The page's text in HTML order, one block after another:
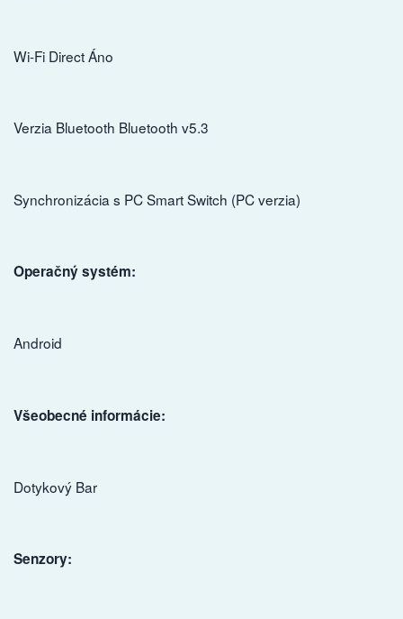
Wi-Fi Direct Áno
Verzia Bluetooth Bluetooth v5.3
Synchronizácia s PC Smart Switch (PC verzia)
Operačný systém:
Android
Všeobecné informácie:
Dotykový Bar
Senzory: